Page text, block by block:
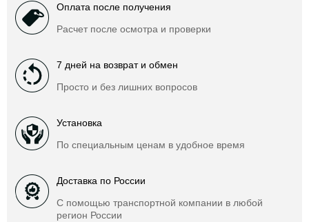
Оплата после получения
Расчет после осмотра и проверки
7 дней на возврат и обмен
Просто и без лишних вопросов
Установка
По специальным ценам в удобное время
Доставка по России
С помощью транспортной компании в любой
регион России